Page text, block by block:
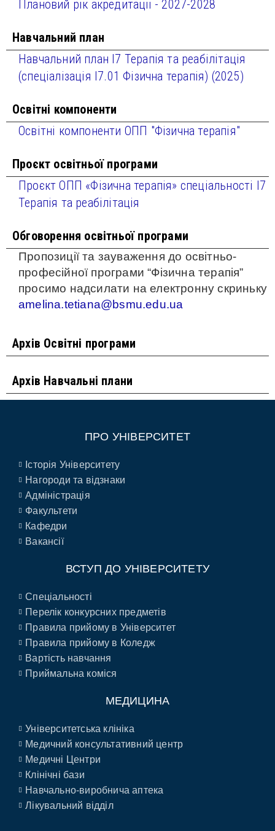
Плановий рік акредитації - 2027-2028
Навчальний план
Навчальний план I7 Терапія та реабілітація
(спеціалізація І7.01 Фізична терапія) (2025)
Освітні компоненти
Освітні компоненти ОПП "Фізична терапія"
Проєкт освітньої програми
Проєкт ОПП «Фізична терапія» спеціальності І7
Терапія та реабілітація
Обговорення освітньої програми
Пропозиції та зауваження до освітньо-
професійної програми “Фізична терапія”
просимо надсилати на електронну скриньку
amelina.tetiana@bsmu.edu.ua
Архів Освітні програми
Архів Навчальні плани
ПРО УНІВЕРСИТЕТ
Історія Університету
Нагороди та відзнаки
Адміністрація
Факультети
Кафедри
Вакансії
ВСТУП ДО УНІВЕРСИТЕТУ
Спеціальності
Перелік конкурсних предметів
Правила прийому в Університет
Правила прийому в Коледж
Вартість навчання
Приймальна коміся
МЕДИЦИНА
Університетська клініка
Медичний консультативний центр
Медичні Центри
Клінічні бази
Навчально-виробнича аптека
Лікувальний відділ